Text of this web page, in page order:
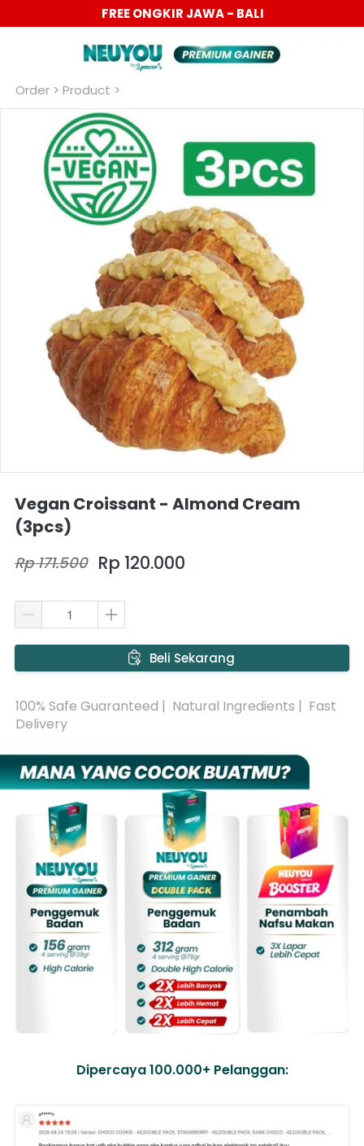
FREE ONGKIR JAWA -
Order > Product >
Vegan Croissant - Almond Cream
(3pcs)
Rp 171.500 Rp 120.000
` Beli Sekarang
100% Safe Guaranteed |  Natural Ingredients |  Fast
Delivery
Dipercaya 100.000+ Pelanggan: